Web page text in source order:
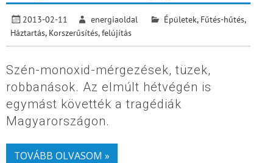
2013-02-11 energiaoldal Épületek, Fűtés-hűtés,
Háztartás, Korszerűsítés, felújítás
Szén-monoxid-mérgezések, tüzek,
robbanások. Az elmúlt hétvégén is
egymást követték a tragédiák
Magyarországon.
TOVÁBB OLVASOM »